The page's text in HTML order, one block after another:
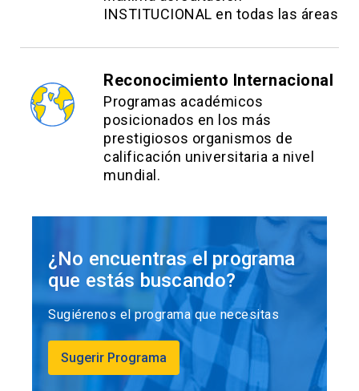
INSTITUCIONAL en todas las áreas
Reconocimiento Internacional
Programas académicos
posicionados en los más
prestigiosos organismos de
calificación universitaria a nivel
mundial.
¿No encuentras el programa
que estás buscando?
Sugiérenos el programa que necesitas
Sugerir Programa